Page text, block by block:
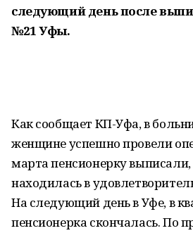
следующий день после
№21 Уфы.
Как сообщает КП-Уфа, в
женщине успешно провели
марта пенсионерку
находилась в
На следующий день в Уфе, в
пенсионерка скончалась. По